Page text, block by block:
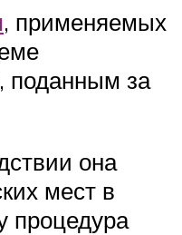
, применяемых
поданным за
она
мест в
процедура